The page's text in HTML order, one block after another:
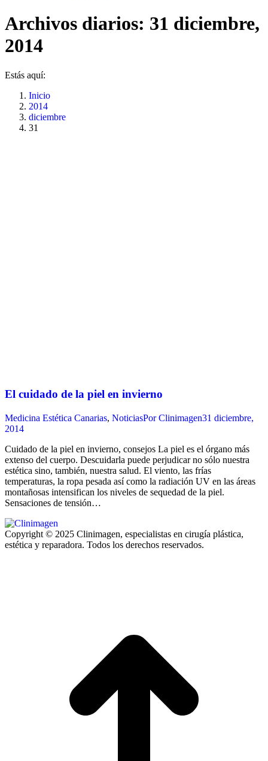
Archivos diarios: 31 diciembre,
2014
Estás aquí:
Inicio
2014
diciembre
31
El cuidado de la piel en invierno
Medicina Estética Canarias, NoticiasPorClinimagen31 diciembre,
2014
Cuidado de la piel en invierno, consejos La piel es el órgano más
extenso del cuerpo. Descuidarla puede perjudicar no sólo nuestra
estética sino, también, nuestra salud. El viento, las frías
temperaturas, la ropa pesada así como la radiación UV en las áreas
montañosas intensifican los niveles de sequedad de la piel.
Sensaciones de tensión…
Copyright © 2025 Clinimagen, especialistas en cirugía plástica,
estética y reparadora. Todos los derechos reservados.